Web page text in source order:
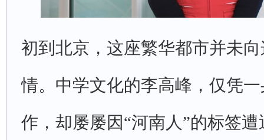
初到北京，这座繁华都市并未
情。中学文化的李高峰，仅凭
作，却屡屡因“河南人”的标签